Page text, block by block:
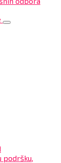
podršku,